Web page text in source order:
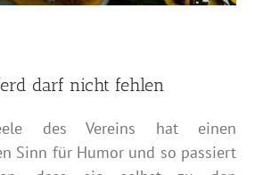
darf nicht fehlen
des Vereins hat einen
Sinn für Humor und so passiert